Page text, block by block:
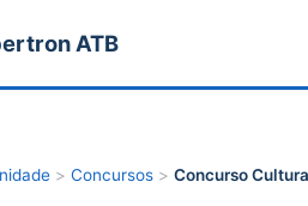
ATB
> Concursos > Concurso